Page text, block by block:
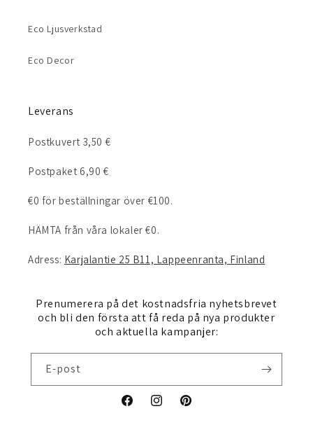
Eco Ljusverkstad
Eco Decor
Leverans
Postkuvert 3,50 €
Postpaket 6,90 €
€0 för beställningar över €100.
HÄMTA från våra lokaler €0.
Adress: Karjalantie 25 B11, Lappeenranta, Finland
Prenumerera på det kostnadsfria nyhetsbrevet
och bli den första att få reda på nya produkter
och aktuella kampanjer:
E-post
FacebookInstagramPinterest